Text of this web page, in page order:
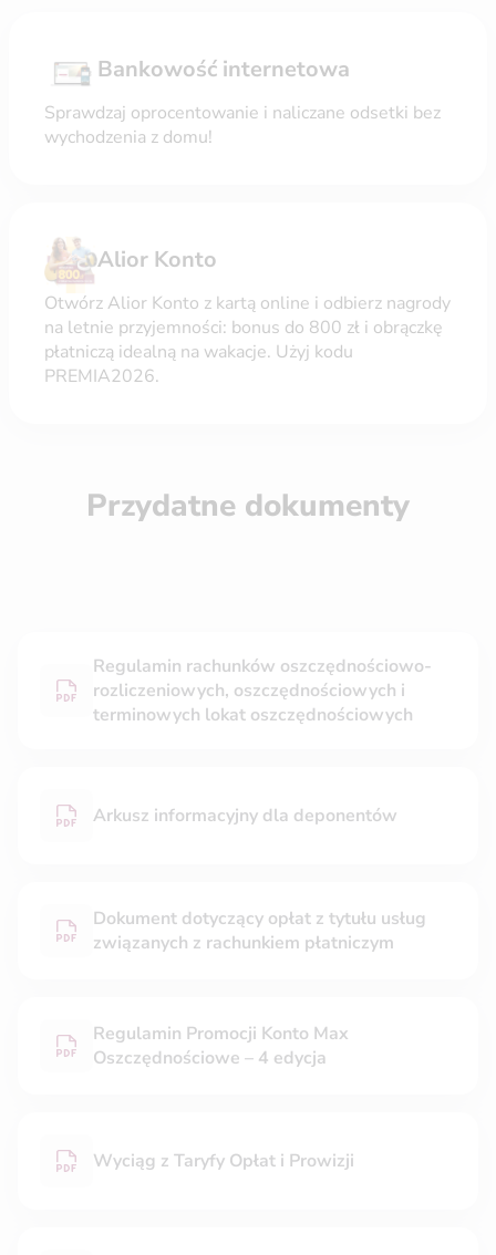
Bankowość internetowa
Sprawdzaj oprocentowanie i naliczane odsetki bez
wychodzenia z domu!
Alior Konto
Otwórz Alior Konto z kartą online i odbierz nagrody
na letnie przyjemności: bonus do 800 zł i obrączkę
płatniczą idealną na wakacje. Użyj kodu
PREMIA2026.
Przydatne dokumenty
Regulamin rachunków oszczędnościowo-
rozliczeniowych, oszczędnościowych i
terminowych lokat oszczędnościowych
Arkusz informacyjny dla deponentów
Dokument dotyczący opłat z tytułu usług
związanych z rachunkiem płatniczym
Regulamin Promocji Konto Max
Oszczędnościowe – 4 edycja
Wyciąg z Taryfy Opłat i Prowizji